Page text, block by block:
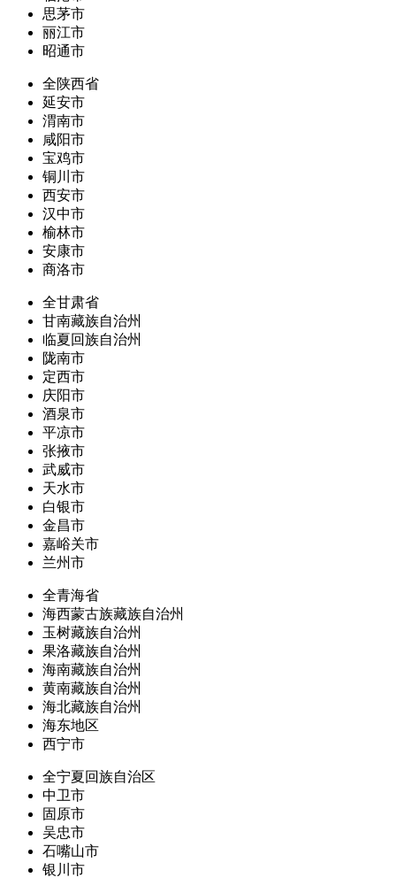
思茅市
丽江市
昭通市
全陕西省
延安市
渭南市
咸阳市
宝鸡市
铜川市
西安市
汉中市
榆林市
安康市
商洛市
全甘肃省
甘南藏族自治州
临夏回族自治州
陇南市
定西市
庆阳市
酒泉市
平凉市
张掖市
武威市
天水市
白银市
金昌市
嘉峪关市
兰州市
全青海省
海西蒙古族藏族自治州
玉树藏族自治州
果洛藏族自治州
海南藏族自治州
黄南藏族自治州
海北藏族自治州
海东地区
西宁市
全宁夏回族自治区
中卫市
固原市
吴忠市
石嘴山市
银川市